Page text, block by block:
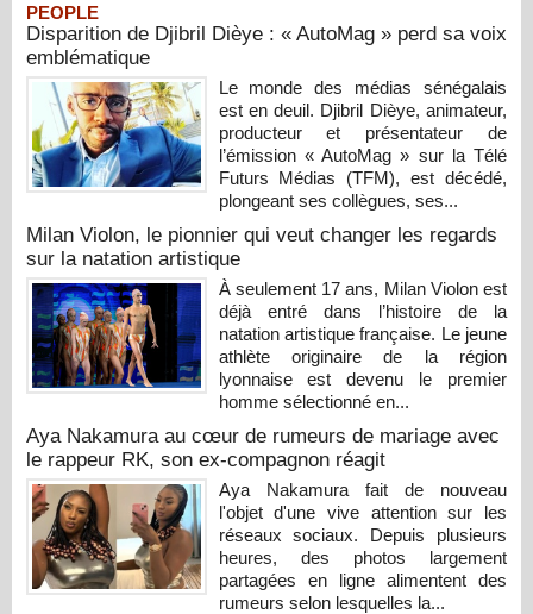
PEOPLE
Disparition de Djibril Dièye : « AutoMag » perd sa voix
emblématique
Le monde des médias sénégalais
est en deuil. Djibril Dièye, animateur,
producteur et présentateur de
l’émission « AutoMag » sur la Télé
Futurs Médias (TFM), est décédé,
plongeant ses collègues, ses...
Milan Violon, le pionnier qui veut changer les regards
sur la natation artistique
À seulement 17 ans, Milan Violon est
déjà entré dans l’histoire de la
natation artistique française. Le jeune
athlète originaire de la région
lyonnaise est devenu le premier
homme sélectionné en...
Aya Nakamura au cœur de rumeurs de mariage avec
le rappeur RK, son ex-compagnon réagit
Aya Nakamura fait de nouveau
l'objet d'une vive attention sur les
réseaux sociaux. Depuis plusieurs
heures, des photos largement
partagées en ligne alimentent des
rumeurs selon lesquelles la...